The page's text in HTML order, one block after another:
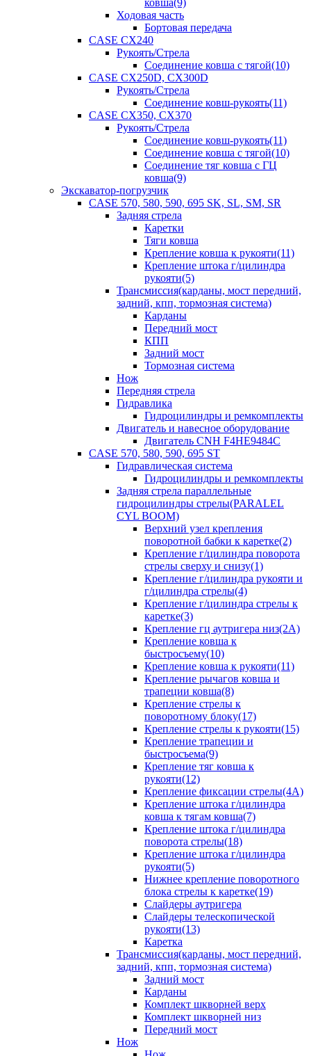
ковша(9)
Ходовая часть
Бортовая передача
CASE CX240
Рукоять/Стрела
Соединение ковша с тягой(10)
CASE CX250D, CX300D
Рукоять/Стрела
Соединение ковш-рукоять(11)
CASE CX350, CX370
Рукоять/Стрела
Соединение ковш-рукоять(11)
Соединение ковша с тягой(10)
Соединение тяг ковша с ГЦ
ковша(9)
Экскаватор-погрузчик
CASE 570, 580, 590, 695 SK, SL, SM, SR
Задняя стрела
Каретки
Тяги ковша
Крепление ковша к рукояти(11)
Крепление штока г/цилиндра
рукояти(5)
Трансмиссия(карданы, мост передний,
задний, кпп, тормозная система)
Карданы
Передний мост
КПП
Задний мост
Тормозная система
Нож
Передняя стрела
Гидравлика
Гидроцилиндры и ремкомплекты
Двигатель и навесное оборудование
Двигатель CNH F4HE9484C
CASE 570, 580, 590, 695 ST
Гидравлическая система
Гидроцилиндры и ремкомплекты
Задняя стрела параллельные
гидроцилиндры стрелы(PARALEL
CYL BOOM)
Верхний узел крепления
поворотной бабки к каретке(2)
Крепление г/цилиндра поворота
стрелы сверху и снизу(1)
Крепление г/цилиндра рукояти и
г/цилиндра стрелы(4)
Крепление г/цилиндра стрелы к
каретке(3)
Крепление гц аутригера низ(2А)
Крепление ковша к
быстросъему(10)
Крепление ковша к рукояти(11)
Крепление рычагов ковша и
трапеции ковша(8)
Крепление стрелы к
поворотному блоку(17)
Крепление стрелы к рукояти(15)
Крепление трапеции и
быстросъема(9)
Крепление тяг ковша к
рукояти(12)
Крепление фиксации стрелы(4A)
Крепление штока г/цилиндра
ковша к тягам ковша(7)
Крепление штока г/цилиндра
поворота стрелы(18)
Крепление штока г/цилиндра
рукояти(5)
Нижнее крепление поворотного
блока стрелы к каретке(19)
Слайдеры аутригера
Слайдеры телескопической
рукояти(13)
Каретка
Трансмиссия(карданы, мост передний,
задний, кпп, тормозная система)
Задний мост
Карданы
Комплект шкворней верх
Комплект шкворней низ
Передний мост
Нож